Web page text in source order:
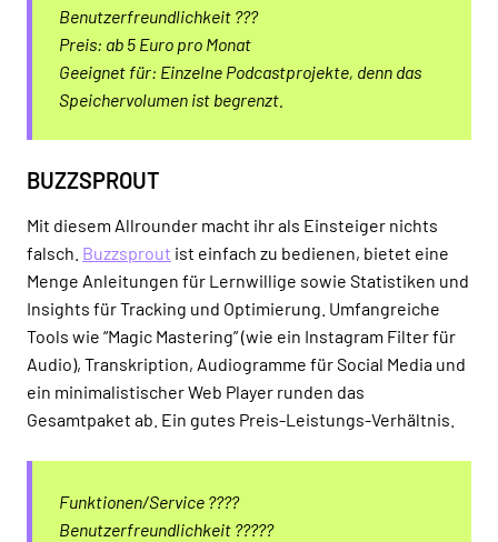
Benutzerfreundlichkeit ???
Preis: ab 5 Euro pro Monat
Geeignet für: Einzelne Podcastprojekte, denn das
Speichervolumen ist begrenzt.
BUZZSPROUT
Mit diesem Allrounder macht ihr als Einsteiger nichts
falsch. Buzzsprout ist einfach zu bedienen, bietet eine
Menge Anleitungen für Lernwillige sowie Statistiken und
Insights für Tracking und Optimierung. Umfangreiche
Tools wie “Magic Mastering” (wie ein Instagram Filter für
Audio), Transkription, Audiogramme für Social Media und
ein minimalistischer Web Player runden das
Gesamtpaket ab. Ein gutes Preis-Leistungs-Verhältnis.
Funktionen/Service ????
Benutzerfreundlichkeit ?????